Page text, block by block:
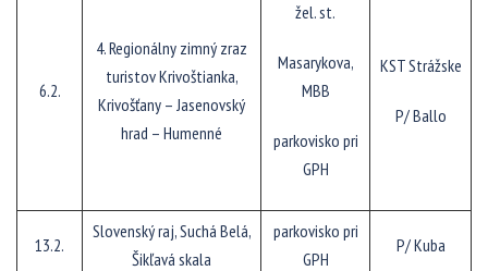
6.2.
4. Regionálny zimný zraz
turistov Krivoštianka,
Krivošťany – Jasenovský
hrad – Humenné
žel. st.
Masarykova,
MBB
parkovisko pri
GPH
KST Strážske
P/ Ballo
13.2.
Slovenský raj, Suchá Belá,
Šikľavá skala
parkovisko pri
GPH
P/ Kuba